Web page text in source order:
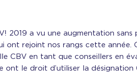
2019 a vu une augmentation
ont rejoint nos rangs cette
CBV en tant que conseillers en
ont le droit d’utiliser la